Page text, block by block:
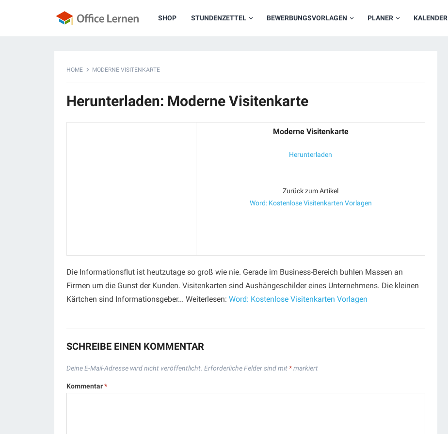
SHOP STUNDENZETTEL BEWERBUNGSVORLAGEN PLANER KALENDER
HOME MODERNE VISITENKARTE
Herunterladen: Moderne Visitenkarte
Moderne Visitenkarte
Herunterladen
Zurück zum Artikel
Word: Kostenlose Visitenkarten Vorlagen
Die Informationsflut ist heutzutage so groß wie nie. Gerade im Business-Bereich buhlen Massen an
Firmen um die Gunst der Kunden. Visitenkarten sind Aushängeschilder eines Unternehmens. Die kleinen
Kärtchen sind Informationsgeber... Weiterlesen: Word: Kostenlose Visitenkarten Vorlagen
SCHREIBE EINEN KOMMENTAR
Deine E-Mail-Adresse wird nicht veröffentlicht. Erforderliche Felder sind mit *markiert
Kommentar*